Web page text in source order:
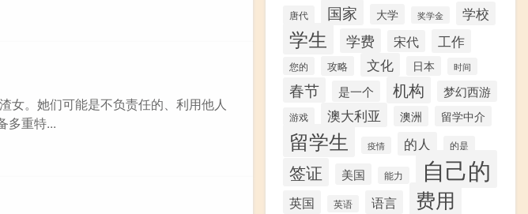
女。她们可能是不负责任的、利用他人
多重特...
唐代 国家 大学 奖学金 学校
学生 学费 宋代 工作
您的 攻略 文化 日本 时间
春节 是一个 机构 梦幻西游
游戏 澳大利亚 澳洲 留学中介
留学生 疫情 的人 的是
签证 美国 能力 自己的
英国 英语 语言 费用